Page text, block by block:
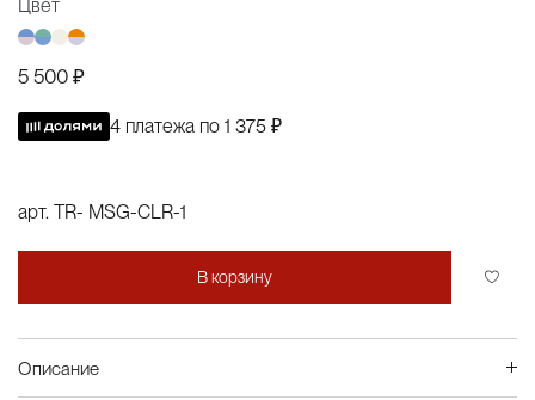
Цвет
5 500 ₽
4 платежа по 1 375 ₽
арт. TR- MSG-CLR-1
В корзину
Описание